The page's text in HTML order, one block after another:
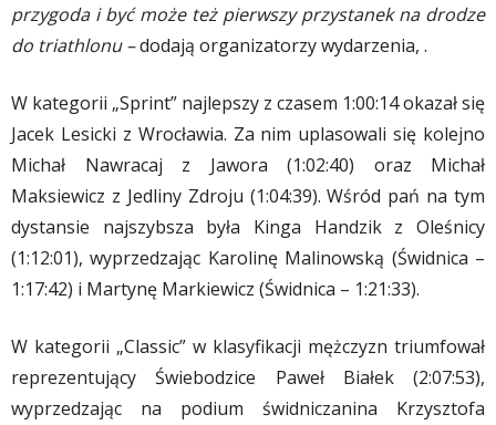
przygoda i być może też pierwszy przystanek na drodze
do triathlonu –dodają organizatorzy wydarzenia, .
W kategorii „Sprint” najlepszy z czasem 1:00:14 okazał się
Jacek Lesicki z Wrocławia. Za nim uplasowali się kolejno
Michał Nawracaj z Jawora (1:02:40) oraz Michał
Maksiewicz z Jedliny Zdroju (1:04:39). Wśród pań na tym
dystansie najszybsza była Kinga Handzik z Oleśnicy
(1:12:01), wyprzedzając Karolinę Malinowską (Świdnica –
1:17:42) i Martynę Markiewicz (Świdnica – 1:21:33).
W kategorii „Classic” w klasyfikacji mężczyzn triumfował
reprezentujący Świebodzice Paweł Białek (2:07:53),
wyprzedzając na podium świdniczanina Krzysztofa